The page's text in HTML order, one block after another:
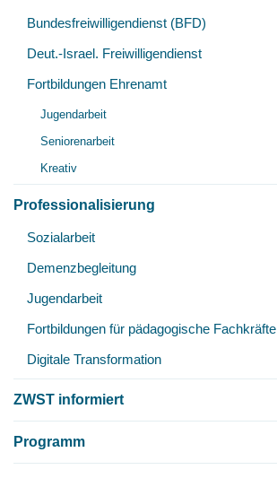
Bundesfreiwilligendienst (BFD)
Deut.-Israel. Freiwilligendienst
Fortbildungen Ehrenamt
Jugendarbeit
Seniorenarbeit
Kreativ
Professionalisierung
Sozialarbeit
Demenzbegleitung
Jugendarbeit
Fortbildungen für pädagogische Fachkräfte
Digitale Transformation
ZWST informiert
Programm